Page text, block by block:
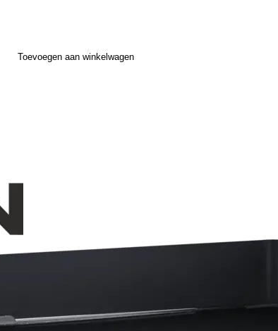
Toevoegen aan winkelwagen